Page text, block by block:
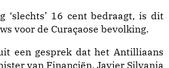
‘slechts’ 16 cent bedraagt, is dit
voor de Curaçaose bevolking.
een gesprek dat het Antilliaans
van Financiën, Javier Silvania